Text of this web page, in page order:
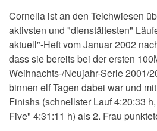
Cornelia ist an den Teichwiesen
aktivsten und "dienstältesten"
aktuell"-Heft vom Januar 2002
dass sie bereits bei der ersten
Weihnachts-/Neujahr-Serie 2001/
binnen elf Tagen dabei war und
Finishs (schnellster Lauf 4:20:33
Five" 4:31:11 h) als 2. Frau